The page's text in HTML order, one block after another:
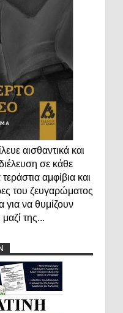
αισθαντικά και
σε κάθε
αμφίβια και
του ζευγαρώματος
για να θυμίζουν
της...